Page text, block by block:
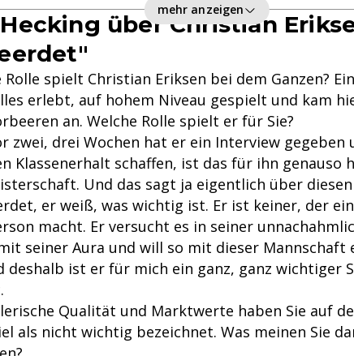
mehr anzeigen
über Christian
spielt Christian Eriksen bei dem Ganzen?
erlebt, auf hohem Niveau gespielt und kam
an. Welche Rolle spielt er für Sie?
zwei, drei Wochen hat er ein Interview gegeben
Klassenerhalt schaffen, ist das für ihn genauso
Und das sagt ja eigentlich über
er weiß, was wichtig ist. Er ist keiner, der
macht. Er versucht es in seiner
seiner Aura und will so mit dieser Mannschaft
deshalb ist er für mich ein ganz, ganz wichtiger
Qualität und Marktwerte haben Sie auf
als nicht wichtig bezeichnet. Was meinen Sie